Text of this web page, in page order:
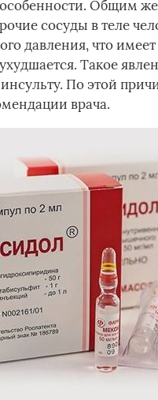
Общим же
сосуды в теле
давления, что
Такое
По этой
врача.